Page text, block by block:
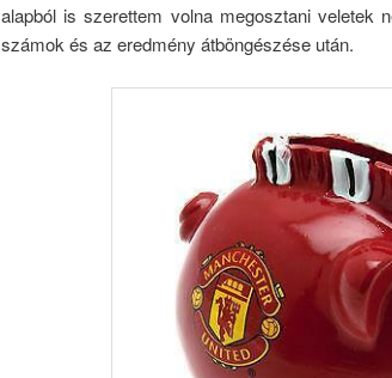
alapból is szerettem volna megosztani veletek
számok és az eredmény átböngészése után.